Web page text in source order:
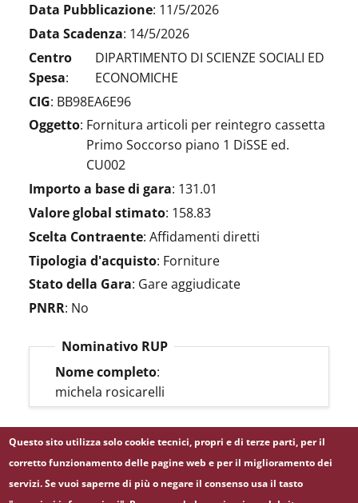
Data Pubblicazione: 11/5/2026
Data Scadenza: 14/5/2026
Centro
Spesa:
DIPARTIMENTO DI SCIENZE SOCIALI ED
ECONOMICHE
CIG: BB98EA6E96
Oggetto: Fornitura articoli per reintegro cassetta
Primo Soccorso piano 1 DiSSE ed.
CU002
Importo a base di gara: 131.01
Valore global stimato: 158.83
Scelta Contraente: Affidamenti diretti
Tipologia d'acquisto: Forniture
Stato della Gara: Gare aggiudicate
PNRR: No
Nominativo RUP
Nome completo:
michela rosicarelli
Questo sito utilizza solo cookie tecnici, propri e di terze parti, per il
corretto funzionamento delle pagine web e per il miglioramento dei
servizi. Se vuoi saperne di più o negare il consenso usa il tasto